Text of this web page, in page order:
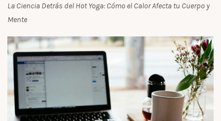
La Ciencia Detrás del Hot Yoga: Cómo el Calor Afecta tu Cuerpo y
Mente